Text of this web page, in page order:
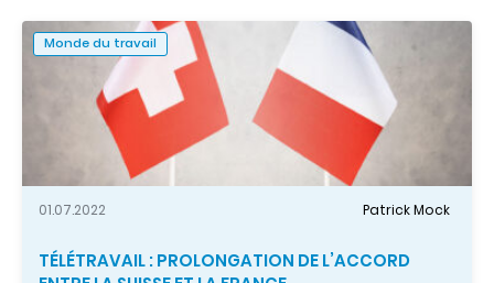
Monde du travail
01.07.2022 Patrick Mock
TÉLÉTRAVAIL : PROLONGATION DE L’ACCORD